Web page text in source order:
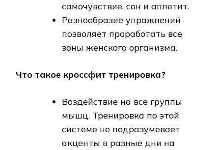
самочувствие, сон и аппетит.
Разнообразие упражнений
позволяет проработать все
зоны женского организма.
Что такое кроссфит тренировка?
Воздействие на все группы
мышц. Тренировка по этой
системе не подразумевает
акценты в разные дни на